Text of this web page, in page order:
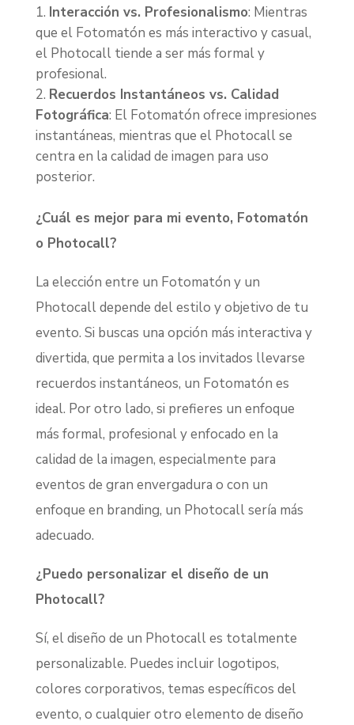
Interacción vs. Profesionalismo: Mientras
que el Fotomatón es más interactivo y casual,
el Photocall tiende a ser más formal y
profesional.
Recuerdos Instantáneos vs. Calidad
Fotográfica: El Fotomatón ofrece impresiones
instantáneas, mientras que el Photocall se
centra en la calidad de imagen para uso
posterior.
¿Cuál es mejor para mi evento, Fotomatón
o Photocall?
La elección entre un Fotomatón y un
Photocall depende del estilo y objetivo de tu
evento. Si buscas una opción más interactiva y
divertida, que permita a los invitados llevarse
recuerdos instantáneos, un Fotomatón es
ideal. Por otro lado, si prefieres un enfoque
más formal, profesional y enfocado en la
calidad de la imagen, especialmente para
eventos de gran envergadura o con un
enfoque en branding, un Photocall sería más
adecuado.
¿Puedo personalizar el diseño de un
Photocall?
Sí, el diseño de un Photocall es totalmente
personalizable. Puedes incluir logotipos,
colores corporativos, temas específicos del
evento, o cualquier otro elemento de diseño